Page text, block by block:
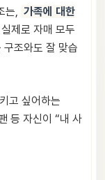
는, 가족에 대한
제로 자매 모두
구조와도 잘 맞습
고 싶어하는
등 자신이 “내 사